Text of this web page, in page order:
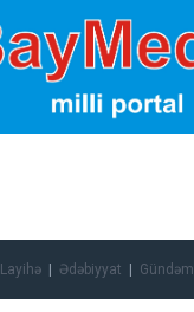
Layihə Ədəbiyyat Gündəm